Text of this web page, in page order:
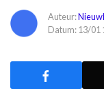
Auteur:
Datum: 13/01